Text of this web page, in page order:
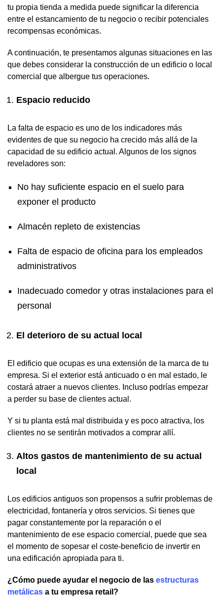
tu propia tienda a medida puede significar la diferencia
entre el estancamiento de tu negocio o recibir potenciales
recompensas económicas.
A continuación, te presentamos algunas situaciones en las
que debes considerar la construcción de un edificio o local
comercial que albergue tus operaciones.
Espacio reducido
La falta de espacio es uno de los indicadores más
evidentes de que su negocio ha crecido más allá de la
capacidad de su edificio actual. Algunos de los signos
reveladores son:
No hay suficiente espacio en el suelo para
exponer el producto
Almacén repleto de existencias
Falta de espacio de oficina para los empleados
administrativos
Inadecuado comedor y otras instalaciones para el
personal
El deterioro de su actual local
El edificio que ocupas es una extensión de la marca de tu
empresa. Si el exterior está anticuado o en mal estado, le
costará atraer a nuevos clientes. Incluso podrías empezar
a perder su base de clientes actual.
Y si tu planta está mal distribuida y es poco atractiva, los
clientes no se sentirán motivados a comprar allí.
Altos gastos de mantenimiento de su actual
local
Los edificios antiguos son propensos a sufrir problemas de
electricidad, fontanería y otros servicios. Si tienes que
pagar constantemente por la reparación o el
mantenimiento de ese espacio comercial, puede que sea
el momento de sopesar el coste-beneficio de invertir en
una edificación apropiada para ti.
¿Cómo puede ayudar el negocio de las estructuras
metálicas a tu empresa retail?